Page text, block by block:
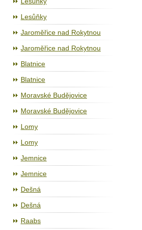
Lesůňky
Jaroměřice nad Rokytnou
Jaroměřice nad Rokytnou
Blatnice
Blatnice
Moravské Budějovice
Moravské Budějovice
Lomy
Lomy
Jemnice
Jemnice
Dešná
Dešná
Raabs